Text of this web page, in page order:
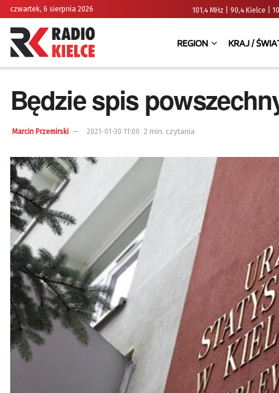
czwartek, 6 sierpnia 2026 101,4 MHz | 90,4 Kielce |
REGION KRAJ /
Będzie spis
Marcin Przemirski 2021-01-30 11:00 2 min. czytania